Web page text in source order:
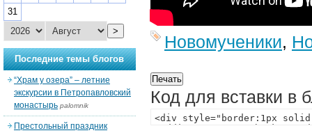
Новомученики,
Код для вставки в
31
>
Последние темы блогов
“Храм у озера” – летние
экскурсии в Петропавловский
монастырь palomnik
Престольный праздник